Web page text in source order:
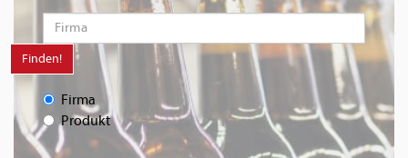
Finden!
Firma
Produkt